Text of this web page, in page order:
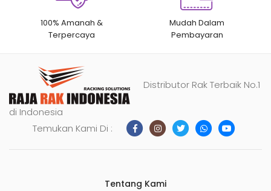
100% Amanah &
Terpercaya
Mudah Dalam
Pembayaran
Distributor Rak Terbaik No.1
di Indonesia
Temukan Kami Di :
Tentang Kami